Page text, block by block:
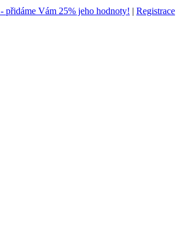
přidáme Vám 25% jeho hodnoty! | Registrace